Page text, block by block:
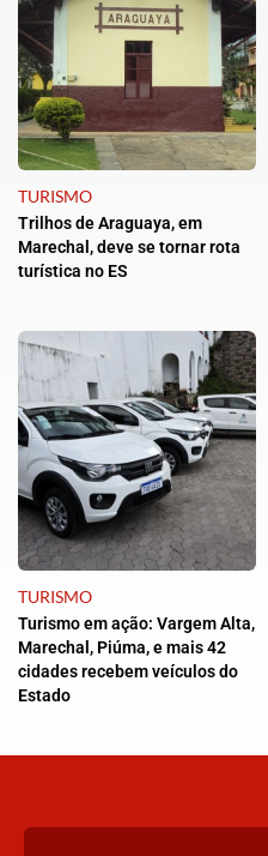
TURISMO
Trilhos de Araguaya, em
Marechal, deve se tornar rota
turística no ES
TURISMO
Turismo em ação: Vargem Alta,
Marechal, Piúma, e mais 42
cidades recebem veículos do
Estado